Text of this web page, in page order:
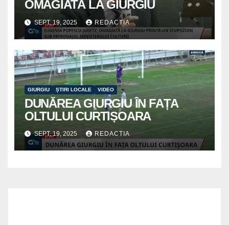
OMAGIATĂ LA GIURGIU
SEPT. 19, 2025 REDACTIA
GIURGIU ȘTIRI LOCALE VIDEO
DUNĂREA GIURGIU ÎN FAȚA
OLTULUI CURTIȘOARA
SEPT. 19, 2025 REDACTIA